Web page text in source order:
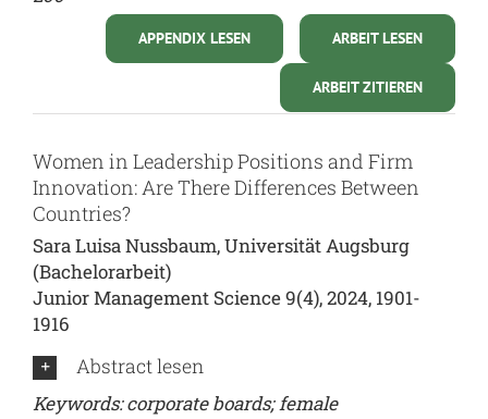
ARBEIT LESEN
APPENDIX LESEN
ARBEIT ZITIEREN
Women in Leadership Positions and Firm
Innovation: Are There Differences Between
Countries?
Sara Luisa Nussbaum, Universität Augsburg
(Bachelorarbeit)
Junior Management Science 9(4), 2024, 1901-
1916
Abstract lesen
Keywords: corporate boards; female